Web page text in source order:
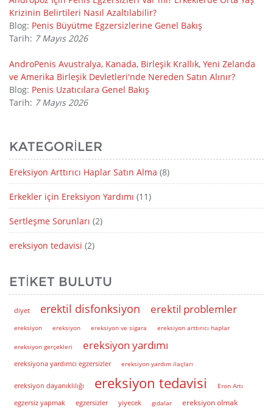
Krizinin Belirtileri Nasıl Azaltılabilir?
Blog: Penis Büyütme Egzersizlerine Genel Bakış
Tarih: 7 Mayıs 2026
AndroPenis Avustralya, Kanada, Birleşik Krallık, Yeni Zelanda
ve Amerika Birleşik Devletleri'nde Nereden Satın Alınır?
Blog: Penis Uzatıcılara Genel Bakış
Tarih: 7 Mayıs 2026
KATEGORILER
Ereksiyon Arttırıcı Haplar Satın Alma (8)
Erkekler için Ereksiyon Yardımı (11)
Sertleşme Sorunları (2)
ereksiyon tedavisi (2)
ETIKET BULUTU
diyet erektil disfonksiyon erektil problemler
ereksiyon ereksiyon ereksiyon ve sigara ereksiyon arttırıcı haplar
ereksiyon gerçekleri ereksiyon yardımı
ereksiyona yardımcı egzersizler ereksiyon yardım ilaçları
ereksiyon dayanıklılığı ereksiyon tedavisi
Eron Artı
egzersiz yapmak
egzersizler yiyecek gıdalar ereksiyon olmak